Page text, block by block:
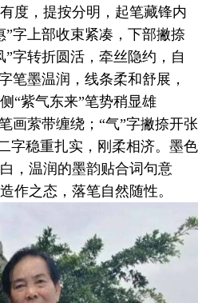
度，提按分明，起笔藏锋内
”字上部收束紧凑，下部撇捺
字转折圆活，牵丝隐约，自
笔墨温润，线条柔和舒展，
“紫气东来”笔势稍显雄
画萦带缠绕；“气”字撇捺开张
字稳重扎实，刚柔相济。墨色
，温润的墨韵贴合词句意
作之态，落笔自然随性。